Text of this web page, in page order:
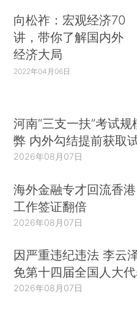
向松祚：宏观经济70
讲，带你了解国内外
经济大局
2022年04月06日
河南“三支一扶”考试规
弊 内外勾结提前获取
2026年08月07日
海外金融专才回流香
工作签证翻倍
2026年08月07日
因严重违纪违法 李云
免第十四届全国人大
2026年08月07日